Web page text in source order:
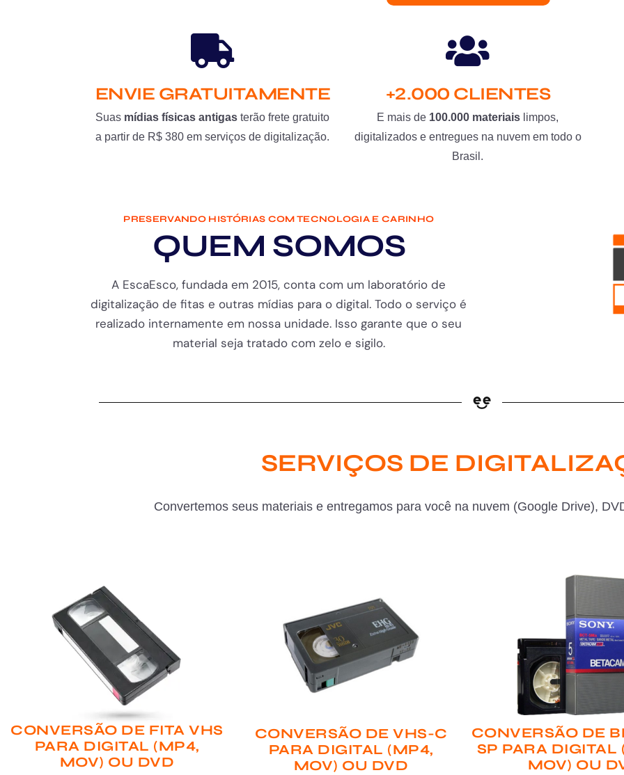
ENVIE GRATUITAMENTE
Suas mídias físicas antigas terão frete gratuito
a partir de R$ 380 em serviços de digitalização.
+2.000 CLIENTES
E mais de 100.000 materiais limpos,
digitalizados e entregues na nuvem em todo o
Brasil.
PRESERVANDO HISTÓRIAS COM TECNOLOGIA E CARINHO
QUEM SOMOS
A EscaEsco, fundada em 2015, conta com um laboratório de
digitalização de fitas e outras mídias para o digital. Todo o serviço é
realizado internamente em nossa unidade. Isso garante que o seu
material seja tratado com zelo e sigilo.
SERVIÇOS DE
Convertemos seus materiais e entregamos para você na nuvem (Google Drive),
CONVERSÃO DE FITA VHS
PARA DIGITAL (MP4,
MOV) OU DVD
CONVERSÃO DE VHS-C
PARA DIGITAL (MP4,
MOV) OU DVD
CONVERSÃO DE
SP PARA DIGITAL
MOV) OU